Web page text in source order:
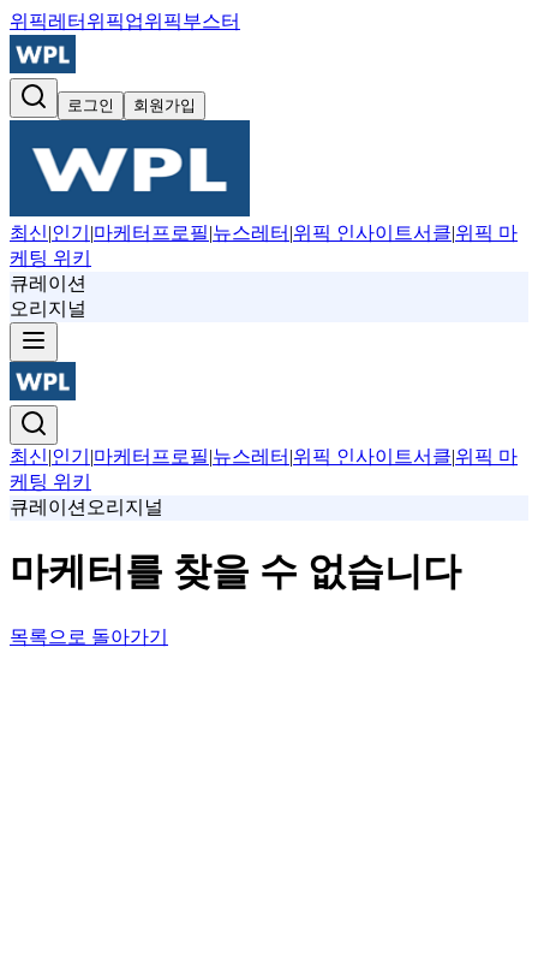
위픽레터 위픽업위픽부스터
로그인 회원가입
최신|인기 |마케터프로필|뉴스레터 |위픽 인사이트서클|위픽 마
케팅 위키
큐레이션
오리지널
최신|인기 |마케터프로필|뉴스레터 |위픽 인사이트서클|위픽 마
케팅 위키
큐레이션 오리지널
마케터를 찾을 수 없습니다
목록으로 돌아가기